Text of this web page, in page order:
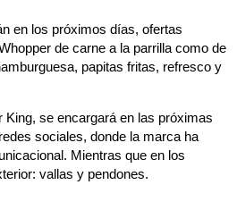
en los próximos días, ofertas
de carne a la parrilla como de
papitas fritas, refresco y
se encargará en las próximas
sociales, donde la marca ha
Mientras que en los
vallas y pendones.